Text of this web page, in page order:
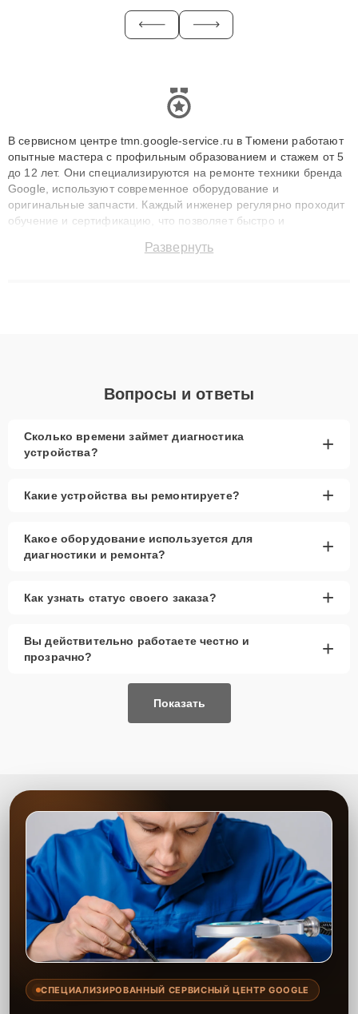
В сервисном центре tmn.google-service.ru в Тюмени работают
опытные мастера с профильным образованием и стажем от 5
до 12 лет. Они специализируются на ремонте техники бренда
Google, используют современное оборудование и
оригинальные запчасти. Каждый инженер регулярно проходит
обучение и сертификацию, что позволяет быстро и
сохранением гарантии до 3 лет. Наши мастера решают
Развернуть
Вопросы и ответы
Сколько времени займет диагностика
устройства?
+
Какие устройства вы ремонтируете? +
Какое оборудование используется для
диагностики и ремонта?
+
Как узнать статус своего заказа? +
Вы действительно работаете честно и
прозрачно?
+
Показать
СПЕЦИАЛИЗИРОВАННЫЙ СЕРВИСНЫЙ ЦЕНТР GOOGLE